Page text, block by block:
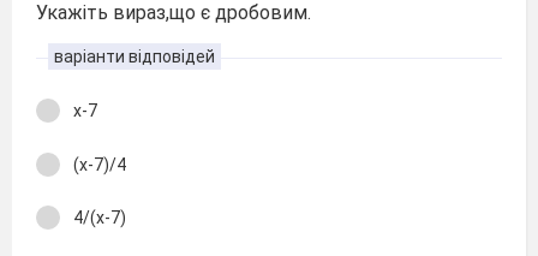
Укажіть вираз,що є дробовим.
варіанти відповідей
х-7
(х-7)/4
4/(х-7)